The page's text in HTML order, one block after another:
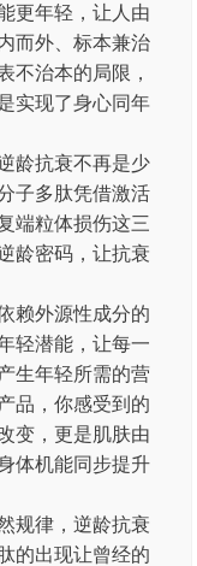
更年轻，让人由
而外、标本兼治
不治本的局限，
实现了身心同年
龄抗衰不再是少
子多肽凭借激活
端粒体损伤这三
龄密码，让抗衰
赖外源性成分的
轻潜能，让每一
生年轻所需的营
品，你感受到的
变，更是肌肤由
体机能同步提升
规律，逆龄抗衰
的出现让曾经的